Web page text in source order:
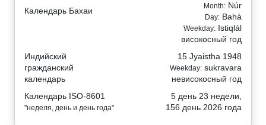
Календарь Бахаи Month: Núr
Day: Bahá
Weekday: Istiqlál
високосный год
Индийский
гражданский
календарь
15 Jyaistha 1948
Weekday: sukravara
невисокосный год
Календарь ISO-8601
"неделя, день и день года"
5 день 23 недели,
156 день 2026 года